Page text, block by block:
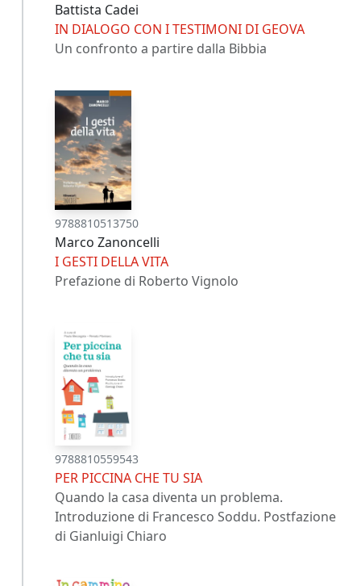
Battista Cadei
IN DIALOGO CON I TESTIMONI DI GEOVA
Un confronto a partire dalla Bibbia
9788810513750
Marco Zanoncelli
I GESTI DELLA VITA
Prefazione di Roberto Vignolo
9788810559543
PER PICCINA CHE TU SIA
Quando la casa diventa un problema.
Introduzione di Francesco Soddu. Postfazione
di Gianluigi Chiaro